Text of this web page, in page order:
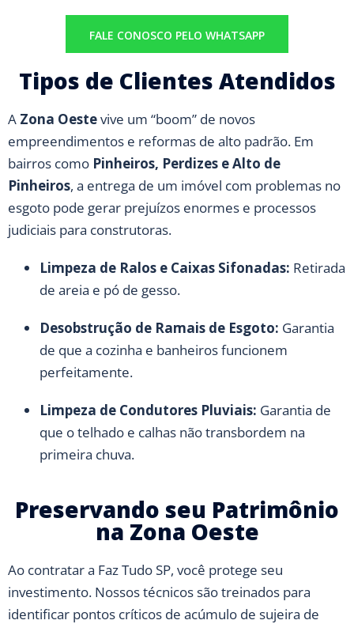
FALE CONOSCO PELO WHATSAPP
Tipos de Clientes Atendidos
A Zona Oestevive um “boom” de novos
empreendimentos e reformas de alto padrão. Em
bairros como Pinheiros, Perdizes e Alto de
Pinheiros, a entrega de um imóvel com problemas no
esgoto pode gerar prejuízos enormes e processos
judiciais para construtoras.
Limpeza de Ralos e Caixas Sifonadas: Retirada
de areia e pó de gesso.
Desobstrução de Ramais de Esgoto: Garantia
de que a cozinha e banheiros funcionem
perfeitamente.
Limpeza de Condutores Pluviais: Garantia de
que o telhado e calhas não transbordem na
primeira chuva.
Preservando seu Patrimônio
na Zona Oeste
Ao contratar a Faz Tudo SP, você protege seu
investimento. Nossos técnicos são treinados para
identificar pontos críticos de acúmulo de sujeira de